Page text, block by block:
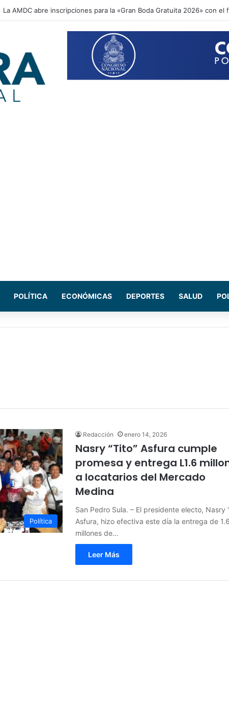
La AMDC abre inscripciones para la «Gran Boda Gratuita 2026» con
POLÍTICA ECONÓMICAS DEPORTES SALUD
Política
Redacción enero 14, 2026
Nasry “Tito” Asfura cumple
promesa y entrega L1.6
a locatarios del Mercado
Medina
San Pedro Sula. – El presidente electo, Nasry
Asfura, hizo efectiva este día la entrega de 1.6
millones de…
Leer Más